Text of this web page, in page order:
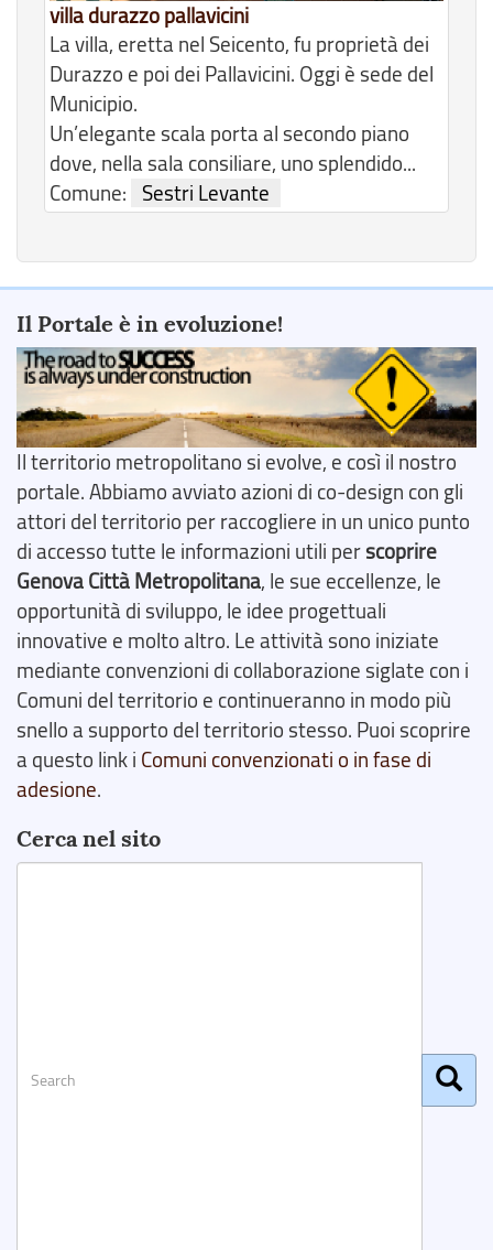
villa durazzo pallavicini
La villa, eretta nel Seicento, fu proprietà dei
Durazzo e poi dei Pallavicini. Oggi è sede del
Municipio.
Un’elegante scala porta al secondo piano
dove, nella sala consiliare, uno splendido...
Comune:
Sestri Levante
Il Portale è in evoluzione!
Il territorio metropolitano si evolve, e così il nostro
portale. Abbiamo avviato azioni di co-design con gli
attori del territorio per raccogliere in un unico punto
di accesso tutte le informazioni utili perscoprire
Genova Città Metropolitana, le sue eccellenze, le
opportunità di sviluppo, le idee progettuali
innovative e molto altro. Le attività sono iniziate
mediante convenzioni di collaborazione siglate con i
Comuni del territorio e continueranno in modo più
snello a supporto del territorio stesso. Puoi scoprire
a questo link i Comuni convenzionati o in fase di
adesione.
Cerca nel sito